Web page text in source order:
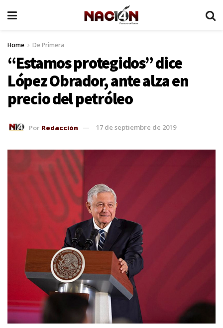
Home De Primera
“Estamos protegidos” dice
López Obrador, ante alza en
precio del petróleo
Por Redacción 17 de septiembre de 2019